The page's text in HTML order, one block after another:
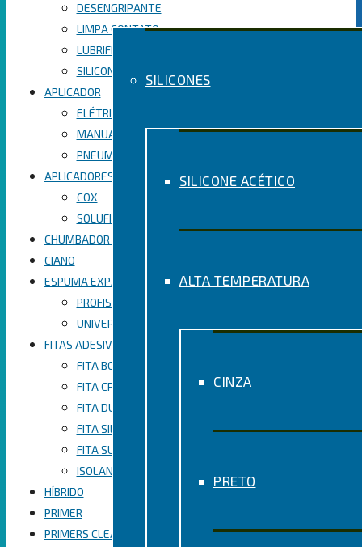
SILICONES
SILICONE ACÉTICO
ALTA TEMPERATURA
CINZA
PRETO
DESENGRIPANTE
LIMPA CONTATO
LUBRIFICANTE SPRAY
SILICONE SPRAY PERFUMADO
APLICADOR
ELÉTRICO
MANUAL
PNEUMÁTICO
APLICADORES
COX
SOLUFIX
CHUMBADOR QUÍMICO
CIANO
ESPUMA EXPANSIVA
PROFISSIONAL
UNIVERSAL
FITAS ADESIVAS
FITA BOPP EMPACOTAMENTO
FITA CREPE USO GERAL
FITA DUPLA FACE
FITA SILVER TAPE
FITA SUPER MASCARAMENTO
ISOLANTE
HÍBRIDO
PRIMER
PRIMERS CLEANERS